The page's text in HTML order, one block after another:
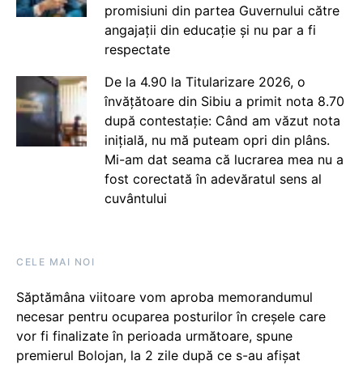
promisiuni din partea Guvernului către
angajații din educație și nu par a fi
respectate
De la 4.90 la Titularizare 2026, o
învățătoare din Sibiu a primit nota 8.70
după contestație: Când am văzut nota
inițială, nu mă puteam opri din plâns.
Mi-am dat seama că lucrarea mea nu a
fost corectată în adevăratul sens al
cuvântului
CELE MAI NOI
Săptămâna viitoare vom aproba memorandumul
necesar pentru ocuparea posturilor în creșele care
vor fi finalizate în perioada următoare, spune
premierul Bolojan, la 2 zile după ce s-au afișat